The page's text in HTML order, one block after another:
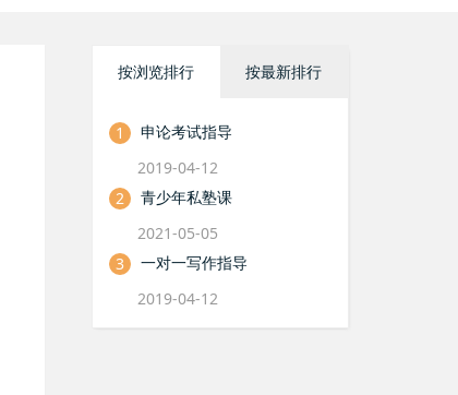
按浏览排行 按最新排行
1
申论考试指导
2019-04-12
2
青少年私塾课
2021-05-05
3
一对一写作指导
2019-04-12